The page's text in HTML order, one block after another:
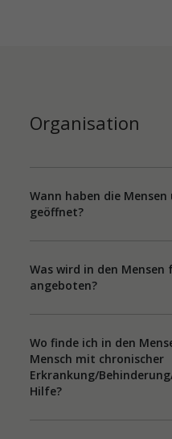
Organisation
Wann haben die Mensen
geöffnet?
Was wird in den Mensen
angeboten?
Wo finde ich in den
Mensch mit chronischer
Erkrankung/
Hilfe?